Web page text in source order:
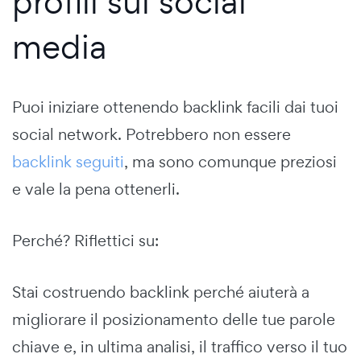
media
Puoi iniziare ottenendo backlink facili dai tuoi
social network. Potrebbero non essere
backlink seguiti, ma sono comunque preziosi
e vale la pena ottenerli.
Perché? Riflettici su:
Stai costruendo backlink perché aiuterà a
migliorare il posizionamento delle tue parole
chiave e, in ultima analisi, il traffico verso il tuo